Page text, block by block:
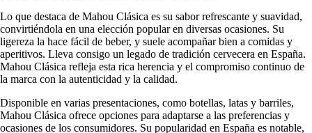
Lo que destaca de Mahou Clásica es su sabor refrescante y suavidad,
convirtiéndola en una elección popular en diversas ocasiones. Su
ligereza la hace fácil de beber, y suele acompañar bien a comidas y
aperitivos. Lleva consigo un legado de tradición cervecera en España.
Mahou Clásica refleja esta rica herencia y el compromiso continuo de
la marca con la autenticidad y la calidad.
Disponible en varias presentaciones, como botellas, latas y barriles,
Mahou Clásica ofrece opciones para adaptarse a las preferencias y
ocasiones de los consumidores. Su popularidad en España es notable,